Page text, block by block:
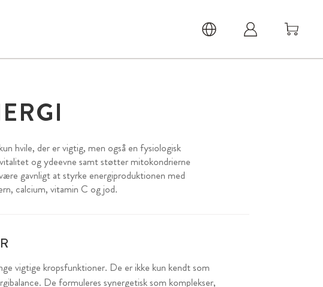
hvile, der er vigtig, men også en fysiologisk
og ydeevne samt støtter mitokondrierne
gavnligt at styrke energiproduktionen med
calcium, vitamin C og jod.
vigtige kropsfunktioner. De er ikke kun kendt som
De formuleres synergetisk som komplekser,